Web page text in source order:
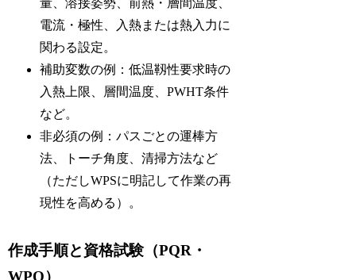
量、溶接姿勢、前熱・層間温度、
電流・極性、入熱または熱入力に
関わる設定。
補助変数の例：低温靱性要求時の
入熱上限、層間温度、PWHT条件
など。
非必須の例：パスごとの運棒方
法、トーチ角度、清掃方法など
（ただしWPSに明記して作業の再
現性を高める）。
作成手順と資格試験（PQR・
WPQ）